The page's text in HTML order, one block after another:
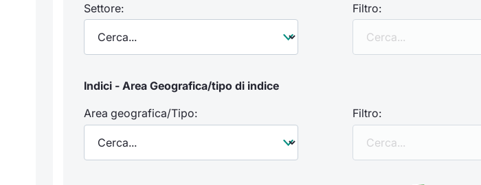
Settore:
Filtro:
Indici - Area Geografica/tipo di indice
Area geografica/Tipo:
Filtro: